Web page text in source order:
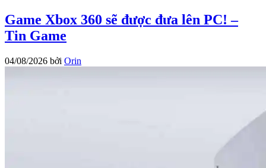
Game Xbox 360 sẽ được đưa lên PC! –
Tin Game
04/08/2026 bởi Orin